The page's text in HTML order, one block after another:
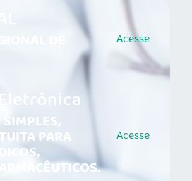
DE Acesse
PARA Acesse